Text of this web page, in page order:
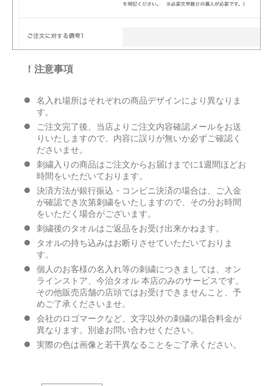
！注意事項
名入れ場所はそれぞれの商品デザインにより異なりま
す。
ご注文完了後、当店よりご注文内容確認メールをお送
りいたしますので、内容に誤りが無いか必ずご確認く
ださいませ。
刺繍入りの商品はご注文からお届けまでに1週間ほどお
時間をいただいております。
決済方法が銀行振込・コンビニ決済の場合は、ご入金
が確認でき次第刺繍をいたしますので、その分お時間
をいただく場合がございます。
刺繍後のタオルはご返品をお受け出来かねます。
タオルの持ち込みはお断りさせていただいておりま
す。
個人のお客様の名入れ等の刺繍につきましては、オン
ラインストア、今治タオル 本店のみのサービスです。
その他販売店舗の店頭ではお受けできませんこと、予
めご了承くださいませ。
会社のロゴマークなど、文字以外の刺繍の場合料金が
異なります。別途お問い合わせください。
実際の色は画像と若干異なることをご了承ください。